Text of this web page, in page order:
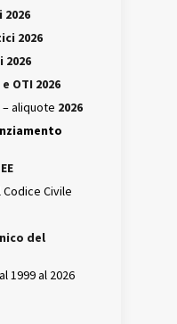
2026
2026
e OTI 2026
– aliquote 2026
Codice Civile
del
1999 al 2026